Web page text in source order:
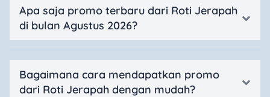
Apa saja promo terbaru dari Roti Jerapah
di bulan Agustus 2026?
Bagaimana cara mendapatkan promo
dari Roti Jerapah dengan mudah?